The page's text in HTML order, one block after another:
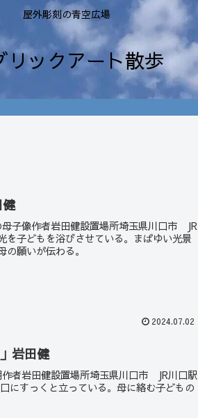
屋外彫刻の青空広場
リックアート散歩
健
子像作者岩田健設置場所埼玉県川口市 JR
を子どもを浴びさせている。まばゆい光景
願いが伝わる。
2024.07.02
岩田健
者岩田健設置場所埼玉県川口市 JR川口駅
にすっくと立っている。母に絡む子どもの